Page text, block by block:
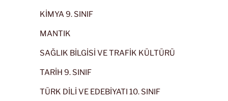
KİMYA 9. SINIF
MANTIK
SAĞLIK BİLGİSİ VE TRAFİK KÜLTÜRÜ
TARİH 9. SINIF
TÜRK DİLİ VE EDEBİYATI 10. SINIF